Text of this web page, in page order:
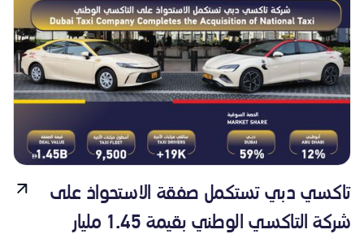
تاكسي دبي تستكمل صفقة الاستحواذ على
شركة التاكسي الوطني بقيمة 1.45 مليار